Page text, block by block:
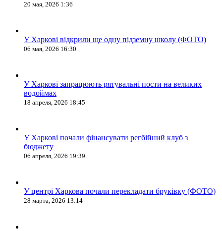
20 мая, 2026 1:36
У Харкові відкрили ще одну підземну школу (ФОТО)
06 мая, 2026 16:30
У Харкові запрацюють рятувальні пости на великих
водоймах
18 апреля, 2026 18:45
У Харкові почали фінансувати регбійний клуб з
бюджету
06 апреля, 2026 19:39
У центрі Харкова почали перекладати бруківку (ФОТО)
28 марта, 2026 13:14